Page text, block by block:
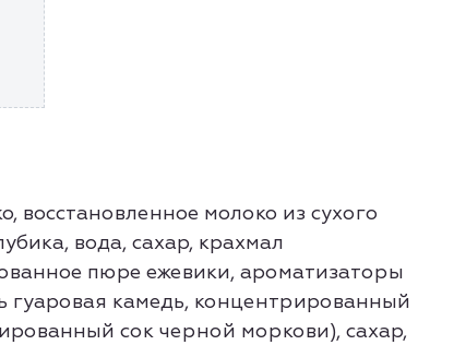
восстановленное молоко из сухого
вода, сахар, крахмал
пюре ежевики, ароматизаторы
гуаровая камедь, концентрированный
сок черной моркови), сахар,